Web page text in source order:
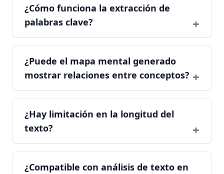
¿Cómo funciona la extracción de
palabras clave?
¿Puede el mapa mental generado
mostrar relaciones entre conceptos?
¿Hay limitación en la longitud del
texto?
¿Compatible con análisis de texto en